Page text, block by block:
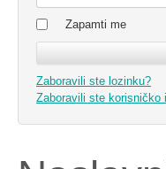
Zapamti me
Zaboravili ste lozinku?
Zaboravili ste korisničko